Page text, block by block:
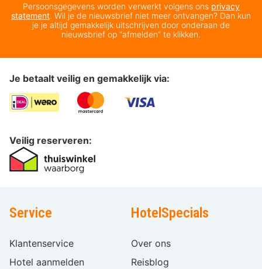
Persoonsgegevens worden verwerkt volgens ons privacy
statement. Wil je de nieuwsbrief niet meer ontvangen? Dan kun
je je altijd gemakkelijk uitschrijven door onderaan de
nieuwsbrief op “afmelden” te klikken.
Je betaalt veilig en gemakkelijk via:
Veilig reserveren:
Service
Klantenservice
Hotel aanmelden
HotelSpecials
Over ons
Reisblog